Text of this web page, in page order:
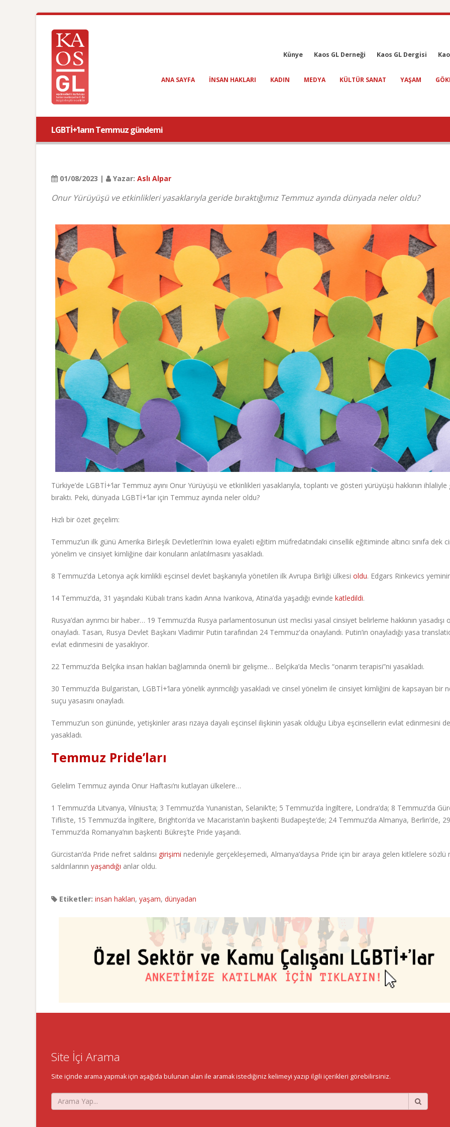
Künye Kaos GL Derneği Kaos GL Dergisi
ANA SAYFA INSAN HAKLARI KADIN MEDYA KÜLTÜR SANAT YAŞAM
LGBTİ+’ların Temmuz gündemi
01/08/2023 | Yazar: Aslı Alpar
Onur Yürüyüşü ve etkinlikleri yasaklarıyla geride bıraktığımız Temmuz ayında dünyada neler oldu?
Türkiye’de LGBTİ+‘lar Temmuz ayını Onur Yürüyüşü ve etkinlikleri yasaklarıyla, toplantı ve gösteri yürüyüşü hakkının ihlaliyle
bıraktı. Peki, dünyada LGBTİ+’lar için Temmuz ayında neler oldu?
Hızlı bir özet geçelim:
Temmuz’un ilk günü Amerika Birleşik Devletleri’nin Iowa eyaleti eğitim müfredatındaki cinsellik eğitiminde altıncı sınıfa dek
yönelim ve cinsiyet kimliğine dair konuların anlatılmasını yasakladı.
8 Temmuz’da Letonya açık kimlikli eşcinsel devlet başkanıyla yönetilen ilk Avrupa Birliği ülkesi oldu. Edgars Rinkevics
14 Temmuz’da, 31 yaşındaki Kübalı trans kadın Anna Ivankova, Atina’da yaşadığı evinde katledildi.
Rusya’dan ayrımcı bir haber… 19 Temmuz’da Rusya parlamentosunun üst meclisi yasal cinsiyet belirleme hakkının yasadışı
onayladı. Tasarı, Rusya Devlet Başkanı Vladimir Putin tarafından 24 Temmuz'da onaylandı. Putin’in onayladığı yasa
evlat edinmesini de yasaklıyor.
22 Temmuz’da Belçika insan hakları bağlamında önemli bir gelişme… Belçika’da Meclis “onarım terapisi”ni yasakladı.
30 Temmuz’da Bulgaristan, LGBTİ+’lara yönelik ayrımcılığı yasakladı ve cinsel yönelim ile cinsiyet kimliğini de kapsayan bir
suçu yasasını onayladı.
Temmuz’un son gününde, yetişkinler arası rızaya dayalı eşcinsel ilişkinin yasak olduğu Libya eşcinsellerin evlat edinmesini de
yasakladı.
Temmuz Pride’ları
Gelelim Temmuz ayında Onur Haftası’nı kutlayan ülkelere…
1 Temmuz’da Litvanya, Vilnius’ta; 3 Temmuz’da Yunanistan, Selanik’te; 5 Temmuz’da İngiltere, Londra’da; 8 Temmuz’da
Tiflis’te, 15 Temmuz’da İngiltere, Brighton’da ve Macaristan’ın başkenti Budapeşte’de; 24 Temmuz’da Almanya, Berlin’de, 29
Temmuz’da Romanya’nın başkenti Bükreş’te Pride yaşandı.
Gürcistan’da Pride nefret saldırısı girişimi nedeniyle gerçekleşemedi, Almanya’daysa Pride için bir araya gelen kitlelere sözlü
saldırılarının yaşandığı anlar oldu.
Etiketler: insan hakları, yaşam, dünyadan
Site İçi Arama
Site içinde arama yapmak için aşağıda bulunan alan ile aramak istediğiniz kelimeyi yazıp ilgili içerikleri görebilirsiniz.